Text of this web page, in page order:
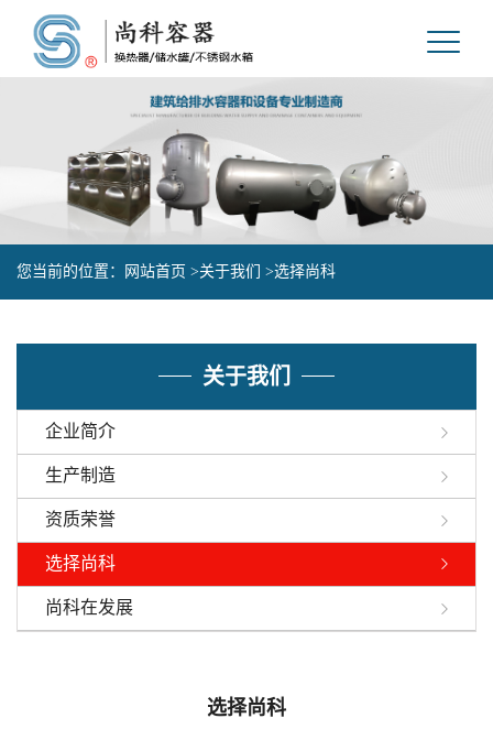
您当前的位置： 网站首页 >关于我们 >选择尚科
关于我们
企业简介
生产制造
资质荣誉
选择尚科
尚科在发展
选择尚科